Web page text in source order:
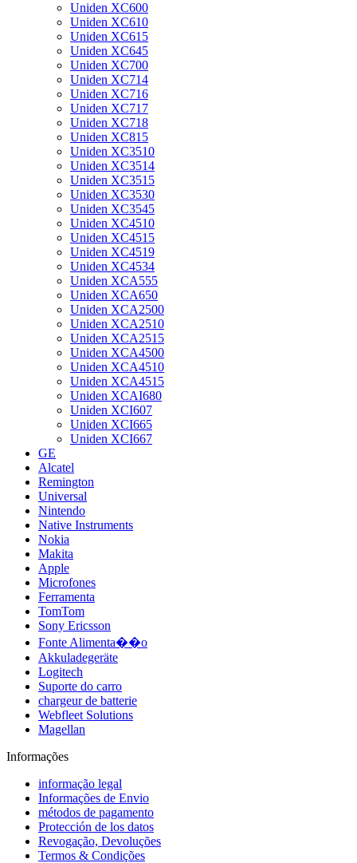
Uniden XC600
Uniden XC610
Uniden XC615
Uniden XC645
Uniden XC700
Uniden XC714
Uniden XC716
Uniden XC717
Uniden XC718
Uniden XC815
Uniden XC3510
Uniden XC3514
Uniden XC3515
Uniden XC3530
Uniden XC3545
Uniden XC4510
Uniden XC4515
Uniden XC4519
Uniden XC4534
Uniden XCA555
Uniden XCA650
Uniden XCA2500
Uniden XCA2510
Uniden XCA2515
Uniden XCA4500
Uniden XCA4510
Uniden XCA4515
Uniden XCAI680
Uniden XCI607
Uniden XCI665
Uniden XCI667
GE
Alcatel
Remington
Universal
Nintendo
Native Instruments
Nokia
Makita
Apple
Microfones
Ferramenta
TomTom
Sony Ericsson
Fonte Alimenta��o
Akkuladegeräte
Logitech
Suporte do carro
chargeur de batterie
Webfleet Solutions
Magellan
Informações
informação legal
Informações de Envio
métodos de pagamento
Protección de los datos
Revogação, Devoluções
Termos & Condições